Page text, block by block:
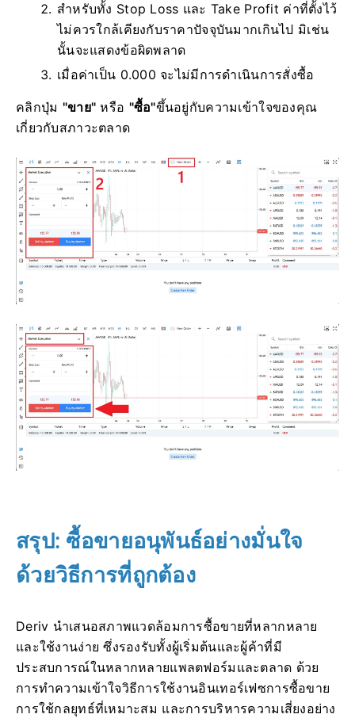
สำหรับทั้ง Stop Loss และ Take Profit ค่าที่ตั้งไว้
ไม่ควรใกล้เคียงกับราคาปัจจุบันมากเกินไป มิเช่น
นั้นจะแสดงข้อผิดพลาด
เมื่อค่าเป็น 0.000 จะไม่มีการดำเนินการสั่งซื้อ
คลิกปุ่ม "ขาย" หรือ "ซื้อ"ขึ้นอยู่กับความเข้าใจของคุณ
เกี่ยวกับสภาวะตลาด
สรุป: ซื้อขายอนุพันธ์อย่างมั่นใจ
ด้วยวิธีการที่ถูกต้อง
Deriv นำเสนอสภาพแวดล้อมการซื้อขายที่หลากหลาย
และใช้งานง่าย ซึ่งรองรับทั้งผู้เริ่มต้นและผู้ค้าที่มี
ประสบการณ์ในหลากหลายแพลตฟอร์มและตลาด ด้วย
การทำความเข้าใจวิธีการใช้งานอินเทอร์เฟซการซื้อขาย
การใช้กลยุทธ์ที่เหมาะสม และการบริหารความเสี่ยงอย่าง